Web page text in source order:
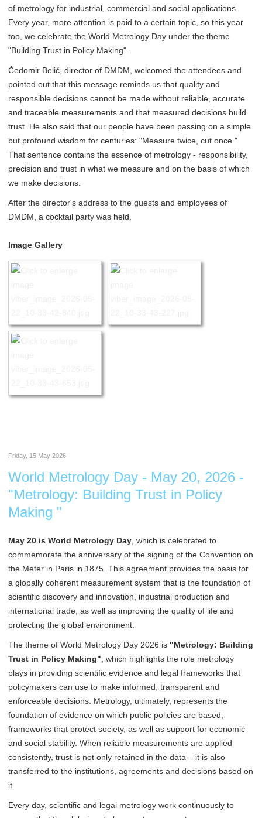
of metrology for industrial, commercial and social applications.
Every year, more attention is paid to a certain topic, so this year
too, we celebrate the World Metrology Day under the theme
"Building Trust in Policy Making".
Čedomir Belić, director of DMDM, welcomed the attendees and
pointed out that this message reminds us that quality and
responsible decisions cannot be made without reliable, accurate
and traceable measurements and that measured decisions build
trust. He also said that our people have been passing on a simple
but profound wisdom for centuries: "Measure twice, cut once."
That sentence contains the essence of metrology - responsibility,
precision and trust in what we measure and on the basis of which
we make decisions.
After the director's address to the guests and employees of
DMDM, a cocktail party was held.
Image Gallery
Friday, 15 May 2026
World Metrology Day - May 20, 2026 -
"Metrology: Building Trust in Policy
Making "
May 20 is World Metrology Day , which is celebrated to
commemorate the anniversary of the signing of the Convention on
the Meter in Paris in 1875. This agreement provides the basis for
a globally coherent measurement system that is the foundation of
scientific discovery and innovation, industrial production and
international trade, as well as improving the quality of life and
protecting the global environment.
The theme of World Metrology Day 2026 is "Metrology: Building
Trust in Policy Making" , which highlights the role metrology
plays in providing scientific evidence and legal frameworks that
policymakers can use to make informed, transparent and
enforceable decisions. Metrology, ultimately, represents the
foundation of evidence on which public policies are based,
frameworks that protect society, as well as support for economic
and social stability. When reliable measurements are applied
consistently, trust is not only retained in the data – it is also
transferred to the institutions, agreements and decisions based on
it.
Every day, scientific and legal metrology work continuously to